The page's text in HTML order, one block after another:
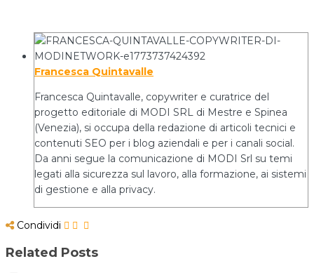
Francesca Quintavalle
Francesca Quintavalle, copywriter e curatrice del
progetto editoriale di MODI SRL di Mestre e Spinea
(Venezia), si occupa della redazione di articoli tecnici e
contenuti SEO per i blog aziendali e per i canali social.
Da anni segue la comunicazione di MODI Srl su temi
legati alla sicurezza sul lavoro, alla formazione, ai sistemi
di gestione e alla privacy.
Condividi
Related Posts